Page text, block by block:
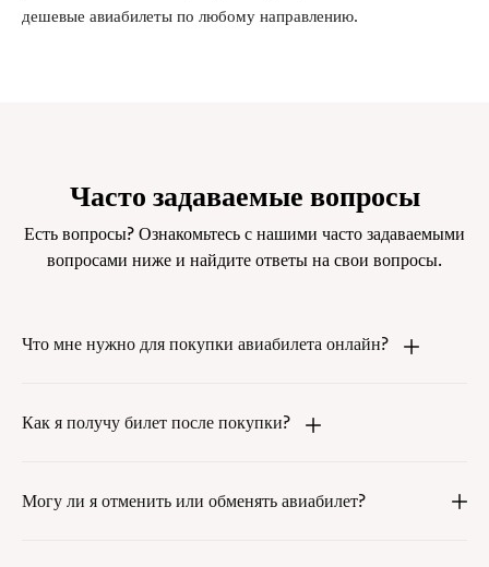
дешевые авиабилеты по любому направлению.
Часто задаваемые вопросы
Есть вопросы? Ознакомьтесь с нашими часто задаваемыми
вопросами ниже и найдите ответы на свои вопросы.
Что мне нужно для покупки авиабилета онлайн?
Как я получу билет после покупки?
Могу ли я отменить или обменять авиабилет?